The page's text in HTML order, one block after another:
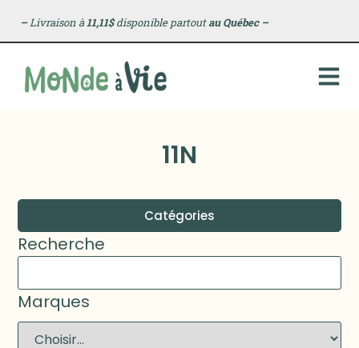
–Livraison à11,11$disponible partoutau Québec –
11N
Catégories
Recherche
Marques